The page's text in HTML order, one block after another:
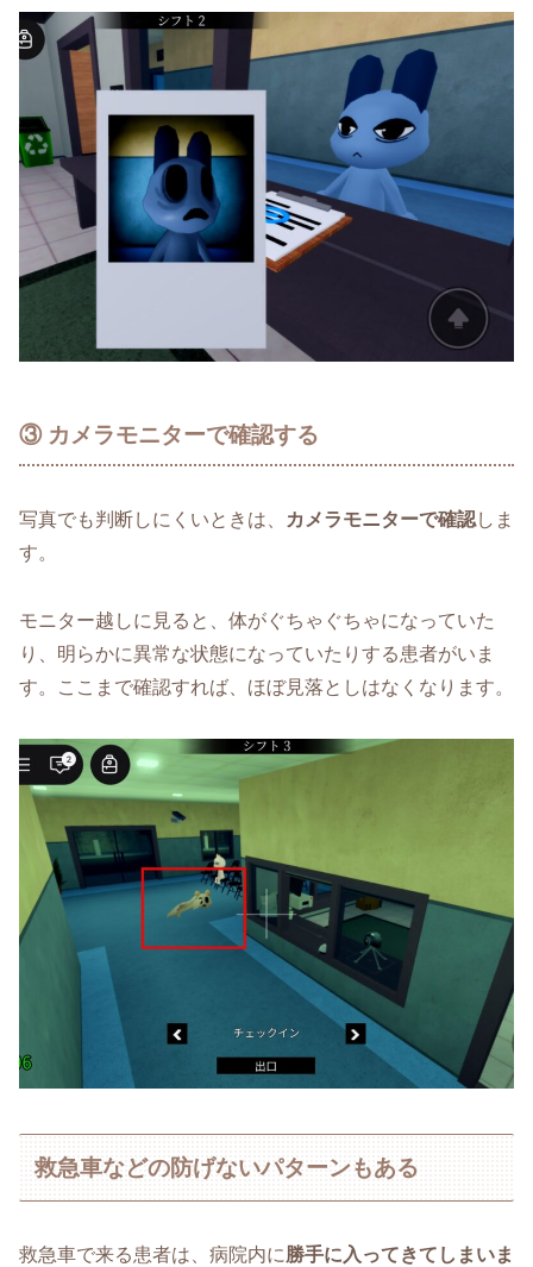
③ カメラモニターで確認する
写真でも判断しにくいときは、 カメラモニターで確認しま
す。
モニター越しに見ると、体がぐちゃぐちゃになっていた
り、明らかに異常な状態になっていたりする患者がいま
す。ここまで確認すれば、ほぼ見落としはなくなります。
救急車などの防げないパターンもある
救急車で来る患者は、病院内に勝手に入ってきてしまいま